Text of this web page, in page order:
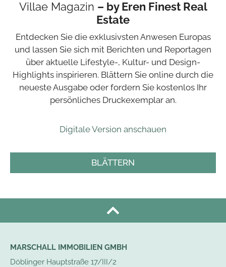
Villae Magazin – by Eren Finest Real
Estate
Entdecken Sie die exklusivsten Anwesen Europas
und lassen Sie sich mit Berichten und Reportagen
über aktuelle Lifestyle-, Kultur- und Design-
Highlights inspirieren. Blättern Sie online durch die
neueste Ausgabe oder fordern Sie kostenlos Ihr
persönliches Druckexemplar an.
Digitale Version anschauen
BLÄTTERN
MARSCHALL IMMOBILIEN GMBH
Döblinger Hauptstraße 17/III/2